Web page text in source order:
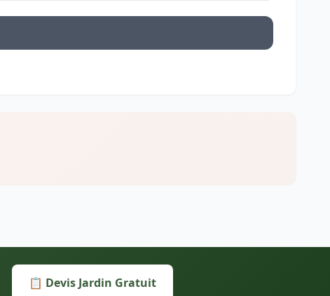
📋 Devis Jardin Gratuit